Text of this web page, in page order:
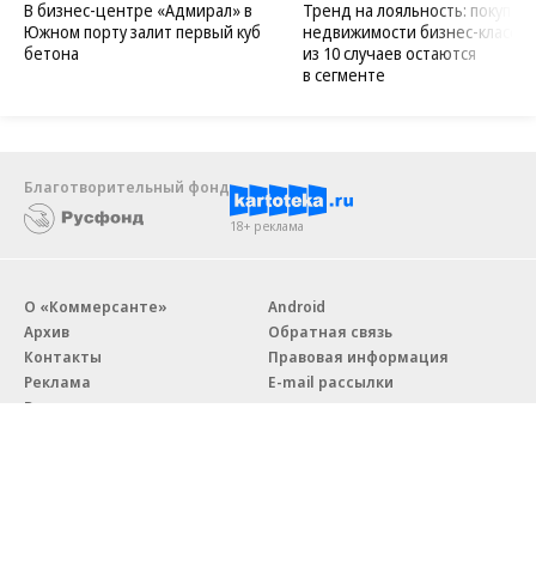
В бизнес-центре «Адмирал» в
Южном порту залит первый куб
бетона
Тренд на лояльность:
недвижимости бизнес-класса
из 10 случаев остаются
в сегменте
Благотворительный фонд
18+ реклама
О «Коммерсанте»
Архив
Контакты
Реклама
Вакансии
Android
Обратная связь
Правовая информация
E-mail рассылки